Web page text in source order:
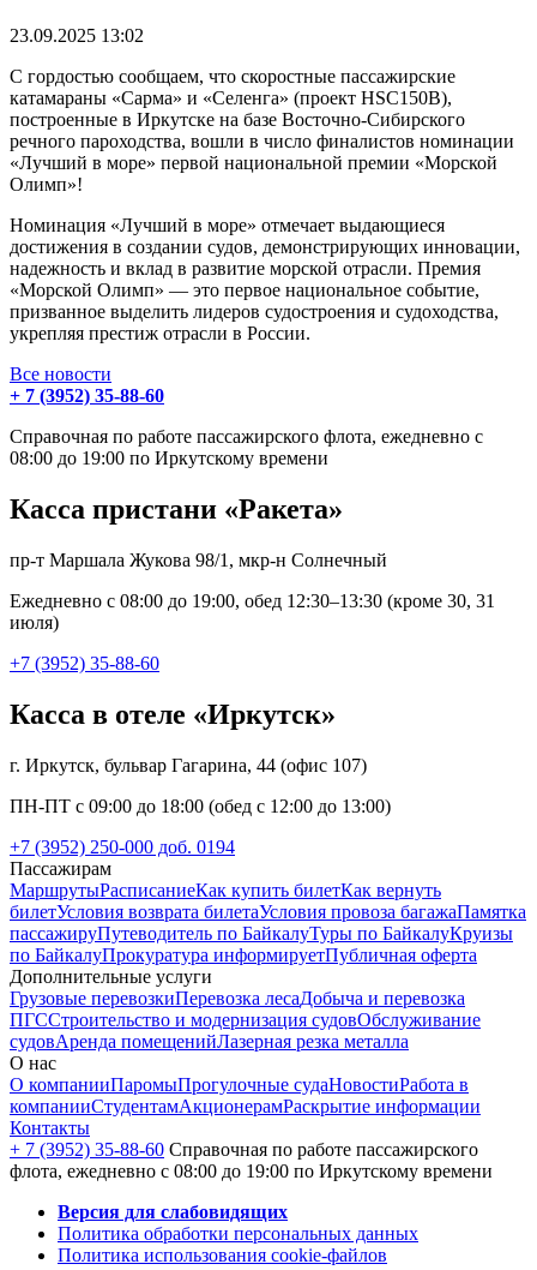
23.09.2025 13:02
С гордостью сообщаем, что скоростные пассажирские
катамараны «Сарма» и «Селенга» (проект HSC150В),
построенные в Иркутске на базе Восточно-Сибирского
речного пароходства, вошли в число финалистов номинации
«Лучший в море» первой национальной премии «Морской
Олимп»!
Номинация «Лучший в море» отмечает выдающиеся
достижения в создании судов, демонстрирующих инновации,
надежность и вклад в развитие морской отрасли. Премия
«Морской Олимп» — это первое национальное событие,
призванное выделить лидеров судостроения и судоходства,
укрепляя престиж отрасли в России.
Все новости
+ 7 (3952) 35-88-60
Справочная по работе пассажирского флота, ежедневно с
08:00 до 19:00 по Иркутскому времени
Касса пристани «Ракета»
пр-т Маршала Жукова 98/1, мкр-н Солнечный
Ежедневно с 08:00 до 19:00, обед 12:30–13:30 (кроме 30, 31
июля)
+7 (3952) 35-88-60
Касса в отеле «Иркутск»
г. Иркутск, бульвар Гагарина, 44 (офис 107)
ПН-ПТ с 09:00 до 18:00 (обед с 12:00 до 13:00)
+7 (3952) 250-000 доб. 0194
Пассажирам
МаршрутыРасписаниеКак купить билетКак вернуть
билетУсловия возврата билетаУсловия провоза багажаПамятка
пассажируПутеводитель по БайкалуТуры по БайкалуКруизы
по БайкалуПрокуратура информируетПубличная оферта
Дополнительные услуги
Грузовые перевозкиПеревозка лесаДобыча и перевозка
ПГССтроительство и модернизация судовОбслуживание
судовАренда помещенийЛазерная резка металла
О нас
О компанииПаромыПрогулочные судаНовостиРабота в
компанииСтудентамАкционерамРаскрытие информации
Контакты
+ 7 (3952) 35-88-60 Справочная по работе пассажирского
флота, ежедневно с 08:00 до 19:00 по Иркутскому времени
Версия для слабовидящих
Политика обработки персональных данных
Политика использования cookie-файлов